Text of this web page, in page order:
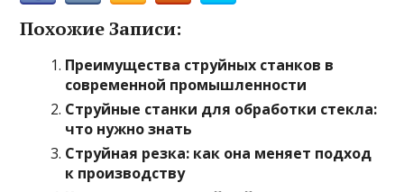
Похожие Записи:
Преимущества струйных станков в
современной промышленности
Струйные станки для обработки стекла:
что нужно знать
Струйная резка: как она меняет подход
к производству